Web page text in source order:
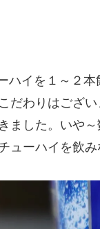
ハイを１～２
だわりはござ
ました。いや
ューハイを飲